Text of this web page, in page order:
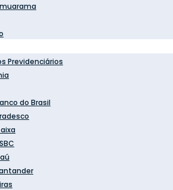
Previdenciários
do Brasil